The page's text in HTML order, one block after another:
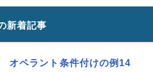
新着記事
オペラント条件付けの例14